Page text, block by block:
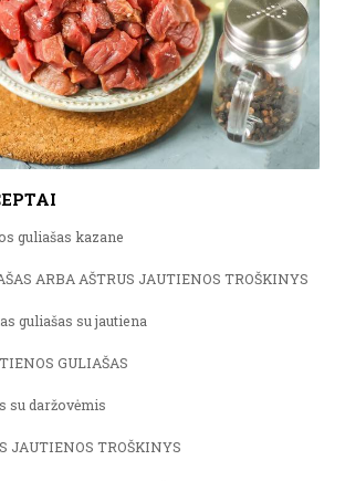
guliašas kazane
ARBA AŠTRUS JAUTIENOS TROŠKINYS
guliašas su jautiena
GULIAŠAS
su daržovėmis
JAUTIENOS TROŠKINYS